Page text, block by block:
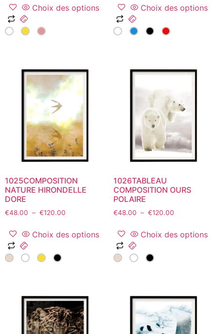
prix :
€48.00
Choix des options
Ce
produit
Les
options
peuvent
être
choisies
sur
page
produit
prix :
€48.00
Choix des options
Ce
produit
Les
options
peuvent
être
choisies
sur
la
page
produit
1025COMPOSITION
NATURE HIRONDELLE
DORE
€48.00 – €120.00
prix :
€48.00
Choix des options
Ce
produit
Les
options
peuvent
1026TABLEAU
COMPOSITION OURS
POLAIRE
€48.00 – €120.00Plage
prix :
€48.00
Choix des options
Ce
produit
Les
options
peuvent